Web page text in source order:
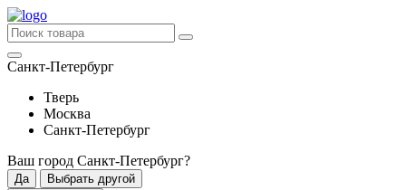
Санкт-Петербург
Тверь
Москва
Санкт-Петербург
Ваш город Санкт-Петербург?
Да
Выбрать другой